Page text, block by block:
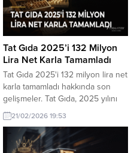
Tat Gıda 2025’i 132 Milyon
Lira Net Karla Tamamladı
Tat Gıda 2025'i 132 milyon lira net
karla tamamladı hakkında son
gelişmeler. Tat Gıda, 2025 yılını
132 milyon lira net karla kapatarak
önemli bir finansal başarı elde
etti. Bu sonuç, şirketin sektördeki
güçlü konumunu pekiştiriyor.
21/02/2026 19:53